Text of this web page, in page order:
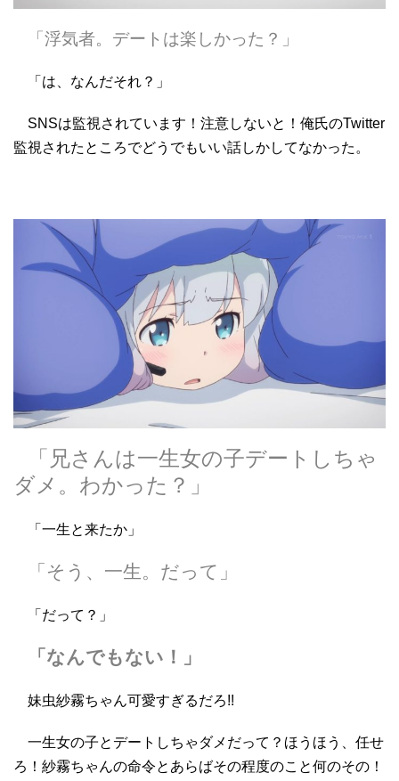
「浮気者。デートは楽しかった？」
「は、なんだそれ？」
SNSは監視されています！注意しないと！俺氏のTwitter
監視されたところでどうでもいい話しかしてなかった。
「兄さんは一生女の子デートしちゃ
ダメ。わかった？」
「一生と来たか」
「そう、一生。だって」
「だって？」
「なんでもない！」
妹虫紗霧ちゃん可愛すぎるだろ!!
一生女の子とデートしちゃダメだって？ほうほう、任せ
ろ！紗霧ちゃんの命令とあらばその程度のこと何のその！